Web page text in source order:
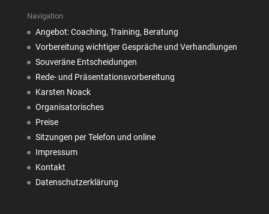
Navigation
Angebot: Coaching, Training, Beratung
Vorbereitung wichtiger Gespräche und Verhandlungen
Souveräne Entscheidungen
Rede- und Präsentationsvorbereitung
Karsten Noack
Organisatorisches
Preise
Sitzungen per Telefon und online
Impressum
Kontakt
Datenschutzerklärung